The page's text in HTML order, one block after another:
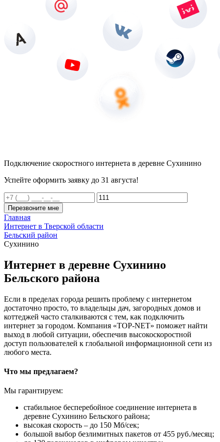
Подключение скоростного интернета в деревне Сухинино
Успейте оформить заявку до 31 августа!
Перезвоните мне
Главная
Интернет в Тверской области
Бельский район
Сухинино
Интернет в деревне Сухинино
Бельского района
Если в пределах города решить проблему с интернетом
достаточно просто, то владельцы дач, загородных домов и
коттеджей часто сталкиваются с тем, как подключить
интернет за городом. Компания «TOP-NET» поможет найти
выход в любой ситуации, обеспечив высокоскоростной
доступ пользователей к глобальной информационной сети из
любого места.
Что мы предлагаем?
Мы гарантируем:
стабильное бесперебойное соединение интернета в
деревне Сухинино Бельского района;
высокая скорость – до 150 Мб/сек;
большой выбор безлимитных пакетов от 455 руб./месяц;